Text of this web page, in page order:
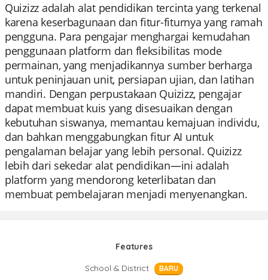
Quizizz adalah alat pendidikan tercinta yang terkenal
karena keserbagunaan dan fitur-fiturnya yang ramah
pengguna. Para pengajar menghargai kemudahan
penggunaan platform dan fleksibilitas mode
permainan, yang menjadikannya sumber berharga
untuk peninjauan unit, persiapan ujian, dan latihan
mandiri. Dengan perpustakaan Quizizz, pengajar
dapat membuat kuis yang disesuaikan dengan
kebutuhan siswanya, memantau kemajuan individu,
dan bahkan menggabungkan fitur AI untuk
pengalaman belajar yang lebih personal. Quizizz
lebih dari sekedar alat pendidikan—ini adalah
platform yang mendorong keterlibatan dan
membuat pembelajaran menjadi menyenangkan.
Features
School & District
BARU